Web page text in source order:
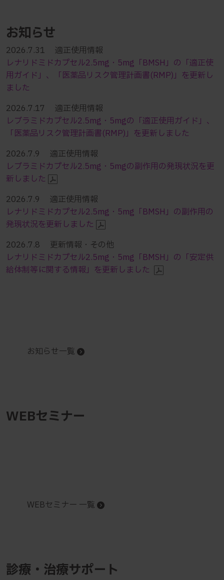
お知らせ
2026.7.31 適正使用情報
レナリドミドカプセル2.5mg・5mg「BMSH」の「適正使
用ガイド」、「医薬品リスク管理計画書(RMP)」を更新し
ました
2026.7.17 適正使用情報
レブラミドカプセル2.5mg・5mgの「適正使用ガイド」、
「医薬品リスク管理計画書(RMP)」を更新しました
2026.7.9 適正使用情報
レブラミドカプセル2.5mg・5mgの副作用の発現状況を更
新しました
2026.7.9 適正使用情報
レナリドミドカプセル2.5mg・5mg「BMSH」の副作用の
発現状況を更新しました
2026.7.8 更新情報・その他
レナリドミドカプセル2.5mg・5mg「BMSH」の「安定供
給体制等に関する情報」を更新しました
お知らせ一覧
WEBセミナー
WEBセミナー 一覧
診療・治療サポート